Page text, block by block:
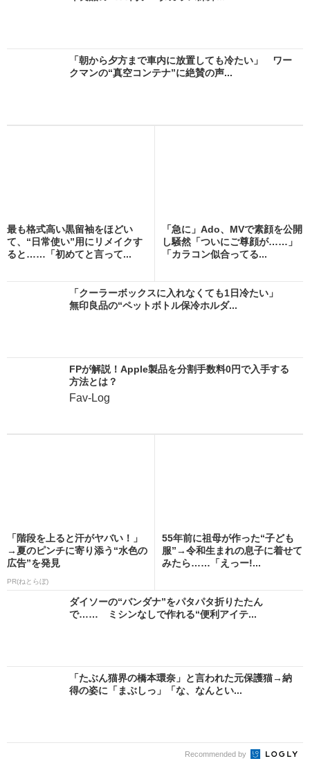
「朝から夕方まで車内に放置しても冷たい」 ワー
クマンの“真空コンテナ”に絶賛の声...
最も格式高い黒留袖をほどい
て、“日常使い”用にリメイクす
ると……「初めてと言って...
「急に」Ado、MVで素顔を公開
し騒然「ついにご尊顔が……」
「カラコン似合ってる...
「クーラーボックスに入れなくても1日冷たい」
無印良品の“ペットボトル保冷ホルダ...
FPが解説！Apple製品を分割手数料0円で入手する
方法とは？
Fav-Log
「階段を上ると汗がヤバい！」
→夏のピンチに寄り添う“水色の
広告”を発見
PR(ねとらぼ)
55年前に祖母が作った“子ども
服”→令和生まれの息子に着せて
みたら……「えっー!...
ダイソーの“バンダナ”をパタパタ折りたたん
で…… ミシンなしで作れる“便利アイテ...
「たぶん猫界の橋本環奈」と言われた元保護猫→納
得の姿に「まぶしっ」「な、なんとい...
Recommended by